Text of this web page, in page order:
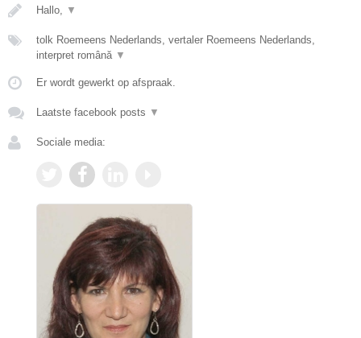
Hallo, ▼
tolk Roemeens Nederlands, vertaler Roemeens Nederlands,
interpret română ▼
Er wordt gewerkt op afspraak.
Laatste facebook posts ▼
Sociale media: